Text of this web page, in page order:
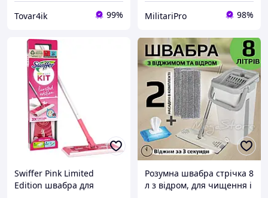
Tovar4ik 99% MilitariPro 98%
Swiffer Pink Limited
Edition швабра для
Розумна швабра стрічка 8
л з відром, для чищення і